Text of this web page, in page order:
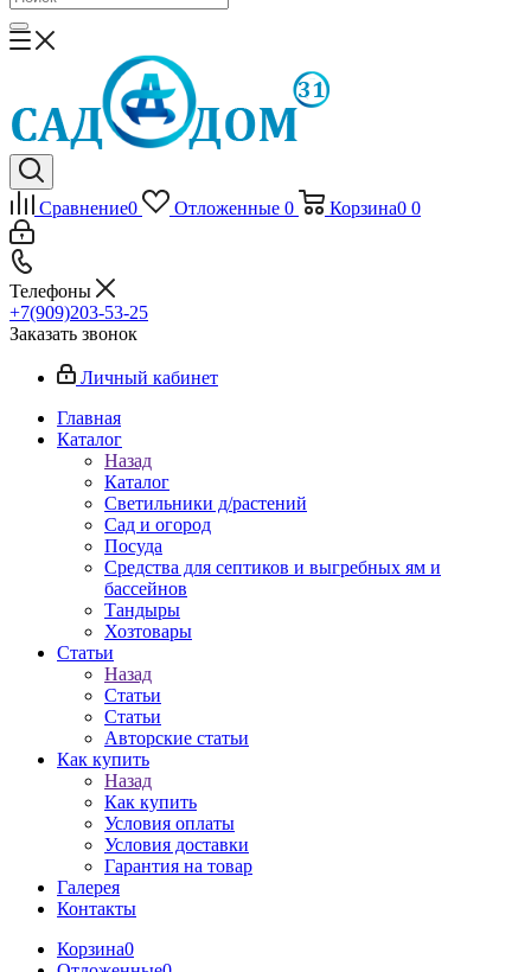
Сравнение0 Отложенные 0 Корзина0 0
Телефоны
+7(909)203-53-25
Заказать звонок
Личный кабинет
Главная
Каталог
Назад
Каталог
Светильники д/растений
Сад и огород
Посуда
Средства для септиков и выгребных ям и
бассейнов
Тандыры
Хозтовары
Статьи
Назад
Статьи
Статьи
Авторские статьи
Как купить
Назад
Как купить
Условия оплаты
Условия доставки
Гарантия на товар
Галерея
Контакты
Корзина0